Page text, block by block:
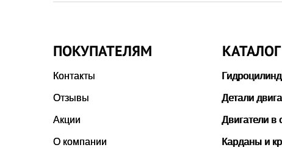
ПОКУПАТЕЛЯМ
Контакты
Отзывы
Акции
О компании
КАТАЛОГ
Детали
Двигатели в
Карданы и